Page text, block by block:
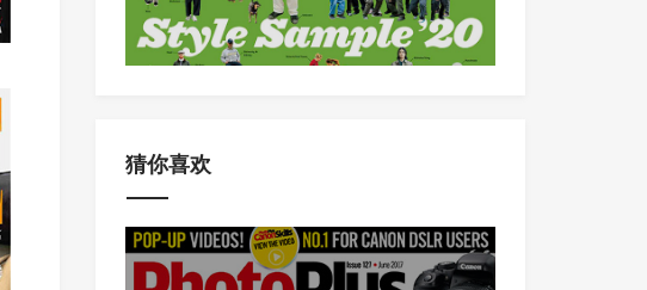
猜你喜欢